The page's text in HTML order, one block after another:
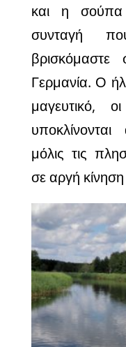
και η
συνταγή
Γερμανία. Ο
μαγευτικό,
μόλις τις
σε αργή